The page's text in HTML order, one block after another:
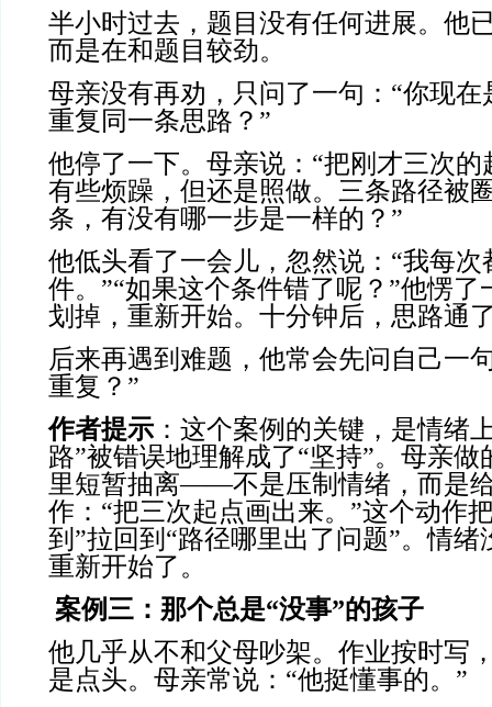
半小时过去，题目没有任何进展。他
而是在和题目较劲。
母亲没有再劝，只问了一句：“你现
重复同一条思路？”
他停了一下。母亲说：“把刚才三次的
有些烦躁，但还是照做。三条路径被
条，有没有哪一步是一样的？”
他低头看了一会儿，忽然说：“我每
件。”“如果这个条件错了呢？”他愣
划掉，重新开始。十分钟后，思路通
后来再遇到难题，他常会先问自己一
重复？”
作者提示 ：这个案例的关键，是情绪
路”被错误地理解成了“坚持”。母亲
里短暂抽离——不是压制情绪，而是
作：“把三次起点画出来。”这个动作
到”拉回到“路径哪里出了问题”。情
重新开始了。
案例三：那个总是“没事”的孩子
他几乎从不和父母吵架。作业按时写
是点头。母亲常说：“他挺懂事的。”